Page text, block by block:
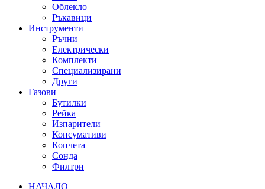
Облекло
Ръкавици
Инструменти
Ръчни
Електрически
Комплекти
Специализирани
Други
Газови
Бутилки
Рейка
Изпарители
Консумативи
Копчета
Сонда
Филтри
НАЧАЛО